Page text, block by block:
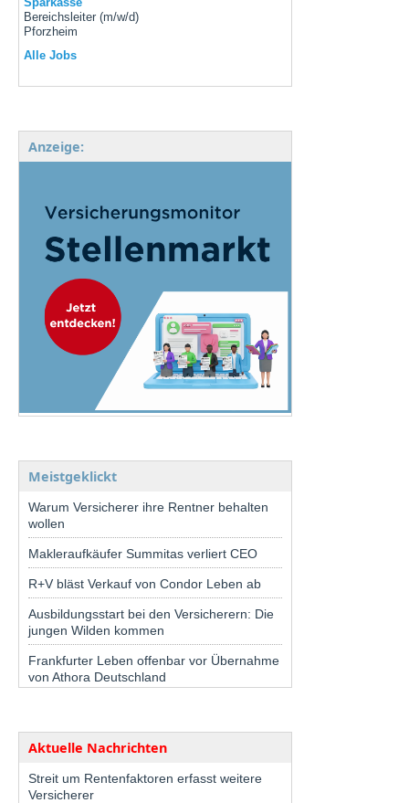
Bereichsleiter (m/w/d)
Pforzheim
Alle Jobs
Anzeige:
Meistgeklickt
Warum Versicherer ihre Rentner behalten
wollen
Makleraufkäufer Summitas verliert CEO
R+V bläst Verkauf von Condor Leben ab
Ausbildungsstart bei den Versicherern: Die
jungen Wilden kommen
Frankfurter Leben offenbar vor Übernahme
von Athora Deutschland
Aktuelle Nachrichten
Streit um Rentenfaktoren erfasst weitere
Versicherer